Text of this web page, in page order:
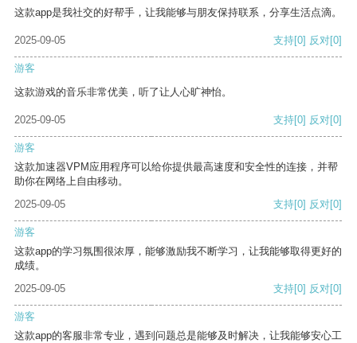
这款app是我社交的好帮手，让我能够与朋友保持联系，分享生活点滴。
2025-09-05 支持[0] 反对[0]
游客
这款游戏的音乐非常优美，听了让人心旷神怡。
2025-09-05 支持[0] 反对[0]
游客
这款加速器VPM应用程序可以给你提供最高速度和安全性的连接，并帮
助你在网络上自由移动。
2025-09-05
支持[0] 反对[0]
游客
这款app的学习氛围很浓厚，能够激励我不断学习，让我能够取得更好的
成绩。
2025-09-05
支持[0] 反对[0]
游客
这款app的客服非常专业，遇到问题总是能够及时解决，让我能够安心工